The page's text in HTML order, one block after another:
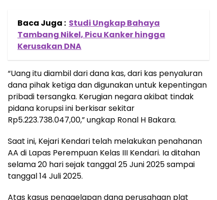
Baca Juga : Studi Ungkap Bahaya
Tambang Nikel, Picu Kanker hingga
Kerusakan DNA
“Uang itu diambil dari dana kas, dari kas penyaluran
dana pihak ketiga dan digunakan untuk kepentingan
pribadi tersangka. Kerugian negara akibat tindak
pidana korupsi ini berkisar sekitar
Rp5.223.738.047,00,” ungkap Ronal H Bakara.
Saat ini, Kejari Kendari telah melakukan penahanan
AA di Lapas Perempuan Kelas III Kendari. Ia ditahan
selama 20 hari sejak tanggal 25 Juni 2025 sampai
tanggal 14 Juli 2025.
Atas kasus penggelapan dana perusahaan plat